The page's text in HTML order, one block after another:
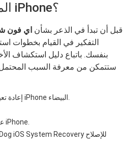
الموت البيضاء على iPhone؟
قبل أن تبدأ في الذعر بشأن اي فون
التفكير في القيام بخطوات
بنفسك. باتباع دليل استكشاف
ستتمكن من معرفة السبب
إعادة تعيين الثابت على شاشة iPhone البيضاء.
استعادة وضع DFU على iPhone.